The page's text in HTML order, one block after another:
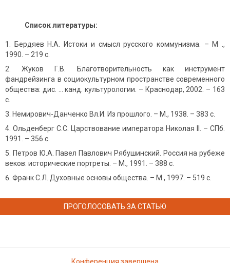
Список литературы:
Бердяев Н.А. Истоки и смысл русского коммунизма. – М .,
1990. – 219 с.
Жуков Г.В. Благотворительность как инструмент
фандрейзинга в социокультурном пространстве современного
общества: дис. ... канд. культурологии. – Краснодар, 2002. – 163
с.
Немирович-Данченко Вл.И. Из прошлого. – М., 1938. – 383 с.
Ольденберг С.С. Царствование императора Николая II. – СПб.
1991. – 356 с.
Петров Ю.А. Павел Павлович Рябушинский. Россия на рубеже
веков: исторические портреты. – М., 1991. – 388 с.
Франк С.Л. Духовные основы общества. – М., 1997. – 519 с.
ПРОГОЛОСОВАТЬ ЗА СТАТЬЮ